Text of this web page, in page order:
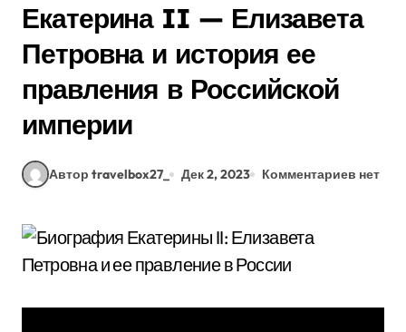
Екатерина II — Елизавета
Петровна и история ее
правления в Российской
империи
Автор travelbox27_ Дек 2, 2023 Комментариев нет